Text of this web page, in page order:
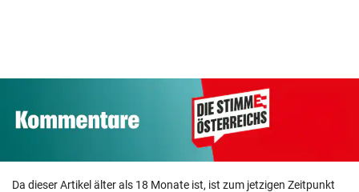
Da dieser Artikel älter als 18 Monate ist, ist zum jetzigen Zeitpunkt